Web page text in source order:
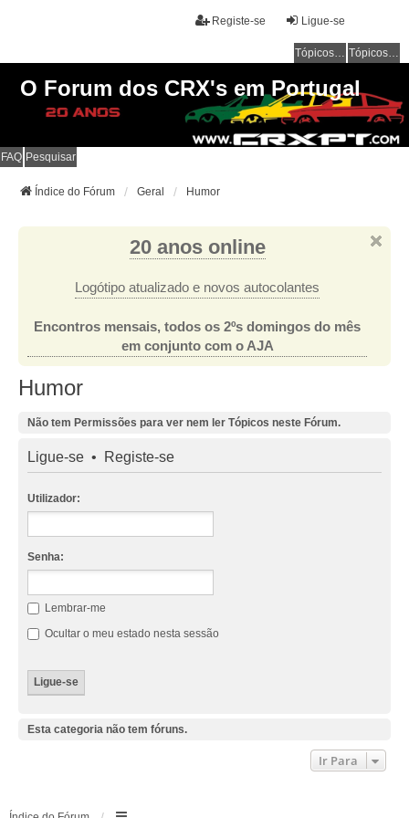
Ligue-se
Registe-se
Tópicos sem resposta Tópicos ativos
O Forum dos CRX's em Portugal
FAQ Pesquisar
Índice do Fórum Geral Humor
20 anos online
Logótipo atualizado e novos autocolantes
Encontros mensais, todos os 2ºs domingos do mês
em conjunto com o AJA
Humor
Não tem Permissões para ver nem ler Tópicos neste Fórum.
Ligue-se • Registe-se
Utilizador:
Senha:
Lembrar-me
Ocultar o meu estado nesta sessão
Esta categoria não tem fóruns.
Ir Para